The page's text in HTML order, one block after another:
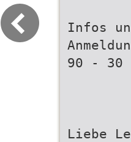
Infos
90 - 30
Liebe